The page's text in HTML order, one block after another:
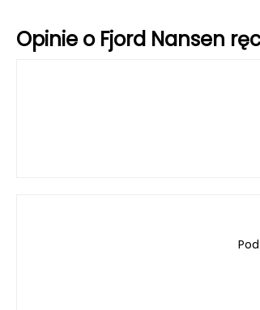
Opinie o Fjord Nansen